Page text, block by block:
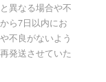
異なる場合や不
ら7日以内にお
不良がないよう
発送させていた